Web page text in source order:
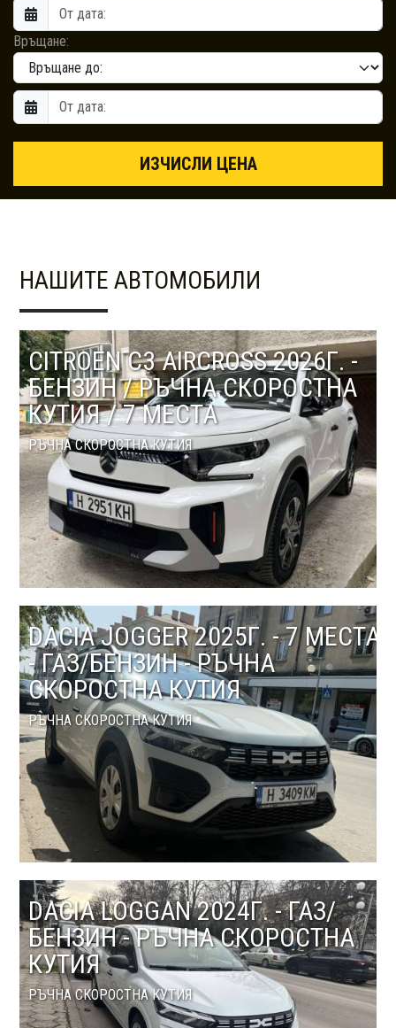
Връщане:
ИЗЧИСЛИ ЦЕНА
НАШИТЕ АВТОМОБИЛИ
CITROEN C3 AIRCROSS 2026Г. -
БЕНЗИН / РЪЧНА СКОРОСТНА
КУТИЯ / 7 МЕСТА
РЪЧНА СКОРОСТНА КУТИЯ
DACIA JOGGER 2025Г. - 7 МЕСТА
- ГАЗ/БЕНЗИН - РЪЧНА
СКОРОСТНА КУТИЯ
РЪЧНА СКОРОСТНА КУТИЯ
DACIA LOGGAN 2024Г. - ГАЗ/
БЕНЗИН - РЪЧНА СКОРОСТНА
КУТИЯ
РЪЧНА СКОРОСТНА КУТИЯ